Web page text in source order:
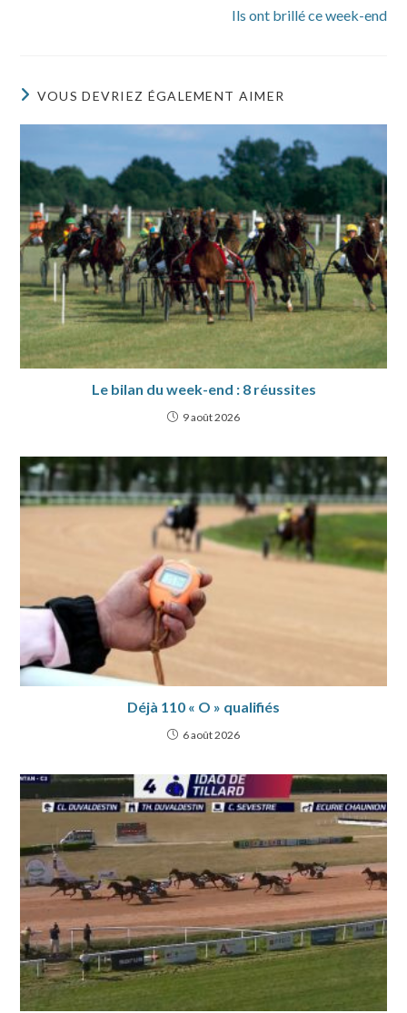
Ils ont brillé ce week-end
VOUS DEVRIEZ ÉGALEMENT AIMER
Le bilan du week-end : 8 réussites
9 août 2026
Déjà 110 « O » qualifiés
6 août 2026